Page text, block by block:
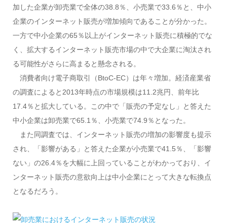
加した企業が卸売業で全体の38.8％、小売業で33.6％と、中小
企業のインターネット販売が増加傾向であることが分かった。
一方で中小企業の65％以上がインターネット販売に積極的でな
く、拡大するインターネット販売市場の中で大企業に淘汰され
る可能性がさらに高まると懸念される。
消費者向け電子商取引（BtoC-EC）は年々増加。経済産業省
の調査によると2013年時点の市場規模は11.2兆円、前年比
17.4％と拡大している。この中で「販売の予定なし」と答えた
中小企業は卸売業で65.1％、小売業で74.9％となった。
また同調査では、インターネット販売の増加の影響度も提示
され、「影響がある」と答えた企業が小売業で41.5％、「影響
ない」の26.4％を大幅に上回っていることがわかっており、イ
ンターネット販売の意欲向上は中小企業にとって大きな転換点
となるだろう。